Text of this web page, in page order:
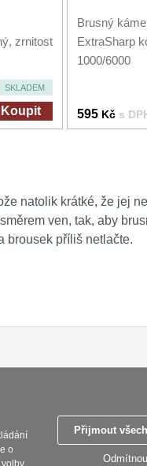
zrnitost
SKLADEM
Koupit
Brusný
ExtraSharp
1000/6000
595 Kč s
natolik krátké, že jej
ven, tak, aby
brousek příliš netlačte.
SEBURO
o
Přijmout